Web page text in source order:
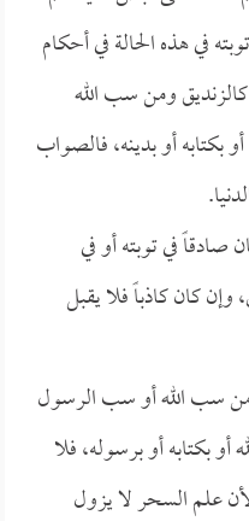
في هذه الحالة في أحكام
كالزنديق ومن سب الله
بكتابه أو بدينه، فالصواب
صادقاً في توبته أو في
وإن كان كاذباً فلا يقبل
من سب الله أو سب الرسول
بكتابه أو برسوله، فلا
علم السحر لا يزول